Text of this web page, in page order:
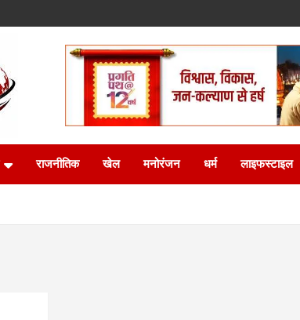
राजनीतिक खेल मनोरंजन धर्म लाइफस्टाइल